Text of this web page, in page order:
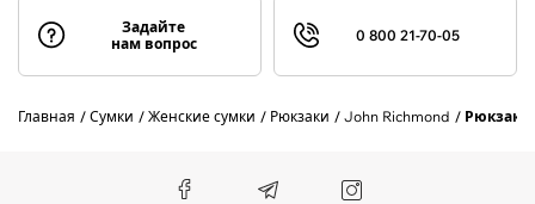
Задайте
нам вопрос
0 800 21-70-05
Главная Сумки Женские сумки Рюкзаки John Richmond Рюкзак